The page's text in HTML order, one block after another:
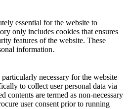
essential for the website to
only includes cookies that ensures
features of the website. These
information.
necessary for the website
to collect user personal data via
contents are termed as non-necessary
user consent prior to running